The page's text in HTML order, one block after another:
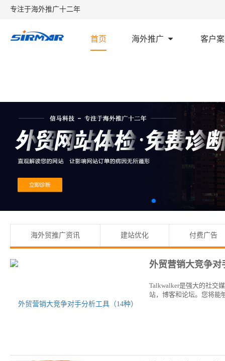
专注于海外推广十二年
首页 海外推广 客户
海外贸推广资讯 建站优化 付费广告
外贸营销大竞争对
Talkwalker是强大的社交
站，博客和论坛。您将能